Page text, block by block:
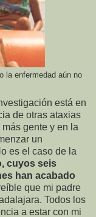
la enfermedad aún no
está en
de otras ataxias
gente y en la
un
es el caso de la
cuyos seis
han acabado
que mi padre
Todos los
a estar con mi